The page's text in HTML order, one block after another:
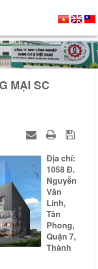
MẠI SC
Địa chỉ:
1058 Đ.
Nguyễn
Văn
Linh,
Tân
Phong,
Quận 7,
Thành